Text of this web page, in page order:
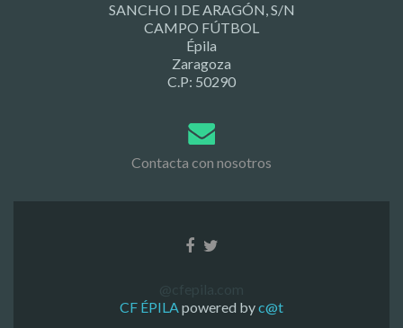
SANCHO I DE ARAGÓN, S/N
CAMPO FÚTBOL
Épila
Zaragoza
C.P: 50290
Contacta con nosotros
CF ÉPILApowered byc@t